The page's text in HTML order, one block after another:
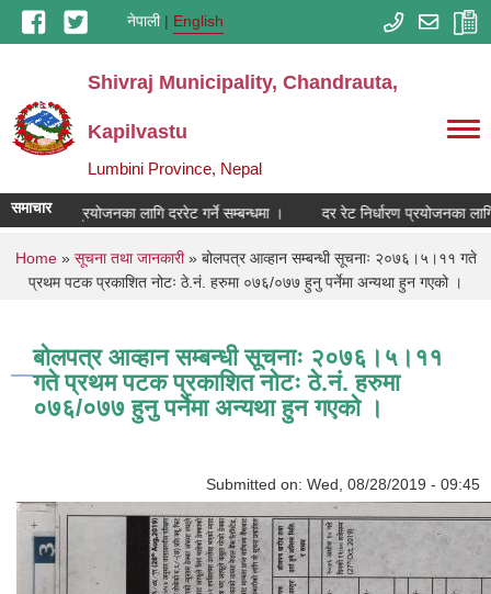
Skip to main contentनेपाली English
Shivraj Municipality, Chandrauta,
Kapilvastu
Lumbini Province, Nepal
समाचार
निर्धारण प्रयोजनका लागि दररेट गर्ने सम्बन्धमा । दर रेट निर्धारण प्रयोजनका
You are here
Home» सूचना तथा जानकारी» बोलपत्र आव्हान सम्बन्धी सूचनाः २०७६।५।११ गते
प्रथम पटक प्रकाशित नोटः ठे‍.नं. हरुमा ०७६/०७७ हुनु पर्नेमा अन्यथा हुन गएको ।
बोलपत्र आव्हान सम्बन्धी सूचनाः २०७६।५।११
गते प्रथम पटक प्रकाशित नोटः ठे‍.नं. हरुमा
०७६/०७७ हुनु पर्नेमा अन्यथा हुन गएको ।
Submitted on: Wed, 08/28/2019 - 09:45